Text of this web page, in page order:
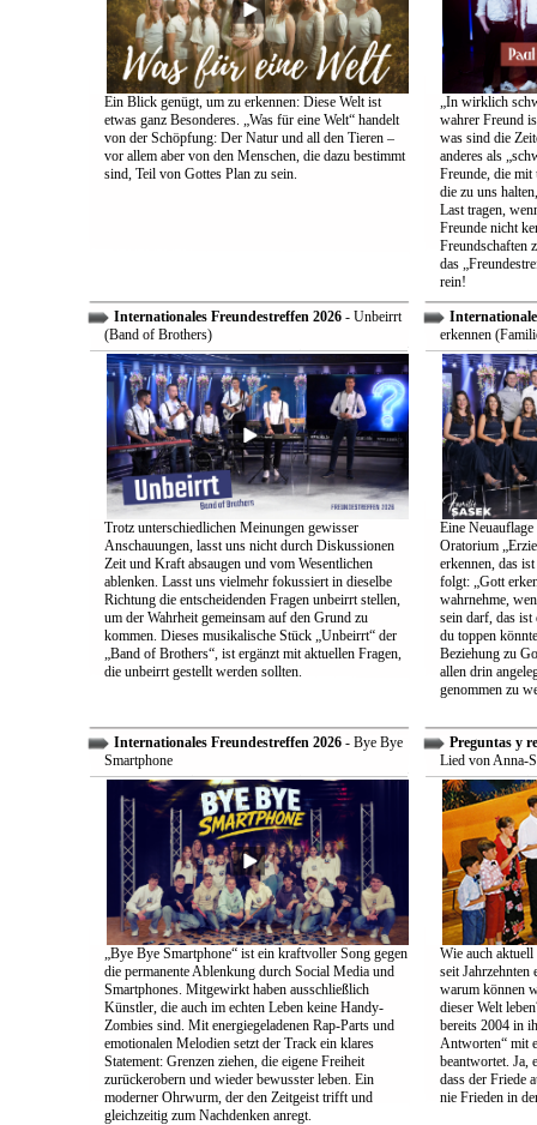
Ein Blick genügt, um zu erkennen: Diese Welt ist
etwas ganz Besonderes. „Was für eine Welt“ handelt
von der Schöpfung: Der Natur und all den Tieren –
vor allem aber von den Menschen, die dazu bestimmt
sind, Teil von Gottes Plan zu sein.
„In wirklich
wahrer Freund
was sind die
anderes als
Freunde, die mit
die zu uns
Last tragen,
Freunde nicht
Freundschaften
das
rein!
Internationales Freundestreffen 2026- Unbeirrt
(Band of Brothers)
Trotz unterschiedlichen Meinungen gewisser
Anschauungen, lasst uns nicht durch Diskussionen
Zeit und Kraft absaugen und vom Wesentlichen
ablenken. Lasst uns vielmehr fokussiert in dieselbe
Richtung die entscheidenden Fragen unbeirrt stellen,
um der Wahrheit gemeinsam auf den Grund zu
kommen. Dieses musikalische Stück „Unbeirrt“ der
„Band of Brothers“, ist ergänzt mit aktuellen Fragen,
die unbeirrt gestellt werden sollten.
erkennen
Eine Neuauflage
Oratorium
erkennen, das
folgt: „Gott
wahrnehme,
sein darf, das ist
du toppen
Beziehung zu
allen drin
genommen zu
Internationales Freundestreffen 2026- Bye Bye
Smartphone
„Bye Bye Smartphone“ ist ein kraftvoller Song gegen
die permanente Ablenkung durch Social Media und
Smartphones. Mitgewirkt haben ausschließlich
Künstler, die auch im echten Leben keine Handy-
Zombies sind. Mit energiegeladenen Rap-Parts und
emotionalen Melodien setzt der Track ein klares
Statement: Grenzen ziehen, die eigene Freiheit
zurückerobern und wieder bewusster leben. Ein
moderner Ohrwurm, der den Zeitgeist trifft und
gleichzeitig zum Nachdenken anregt.
Preguntas y
Lied von Anna-
Wie auch
seit Jahrzehnten
warum können
dieser Welt
bereits 2004 in
Antworten“ mit
beantwortet. Ja,
dass der Friede
nie Frieden in